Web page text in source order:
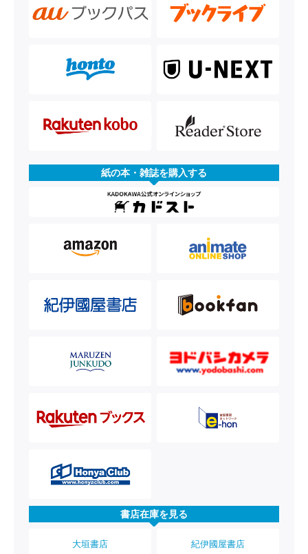
紙の本・雑誌を購入する
書店在庫を見る
大垣書店 紀伊國屋書店